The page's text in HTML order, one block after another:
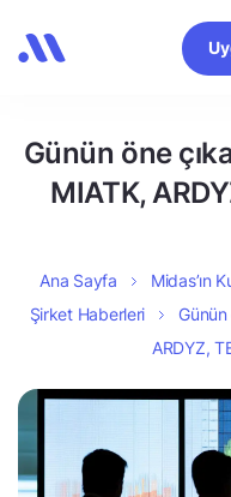
Günün öne
MIATK,
Ana Sayfa Midas’ın
Şirket Haberleri
Günün
ARDYZ,